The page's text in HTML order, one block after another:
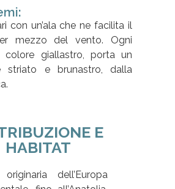
con un’ala che ne facilita il
mezzo del vento. Ogni
colore giallastro, porta un
striato e brunastro, dalla
E
HABITAT
originaria dell’Europa